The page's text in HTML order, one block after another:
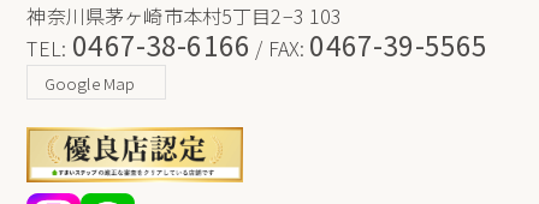
神奈川県茅ヶ崎市本村5丁目2−3 103
TEL: 0467-38-6166 / FAX: 0467-39-5565
Google Map